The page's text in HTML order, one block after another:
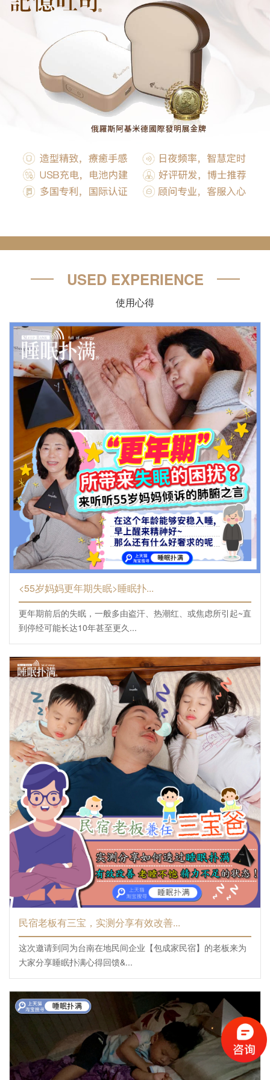
USED EXPERIENCE
使用心得
<55岁妈妈更年期失眠>睡眠扑...
更年期前后的失眠，一般多由盗汗、热潮红、或焦虑所引起~直
到停经可能长达10年甚至更久...
民宿老板有三宝，实测分享有效改善...
这次邀请到同为台南在地民间企业【包成家民宿】的老板来为
大家分享睡眠扑满心得回馈&...